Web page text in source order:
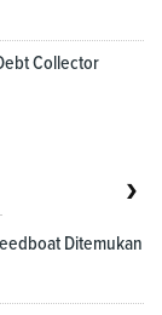
Collector
›
Ditemukan